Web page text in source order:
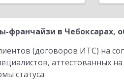
франчайзи в Чебоксарах,
(договоров ИТС) на
аттестованных
статуса